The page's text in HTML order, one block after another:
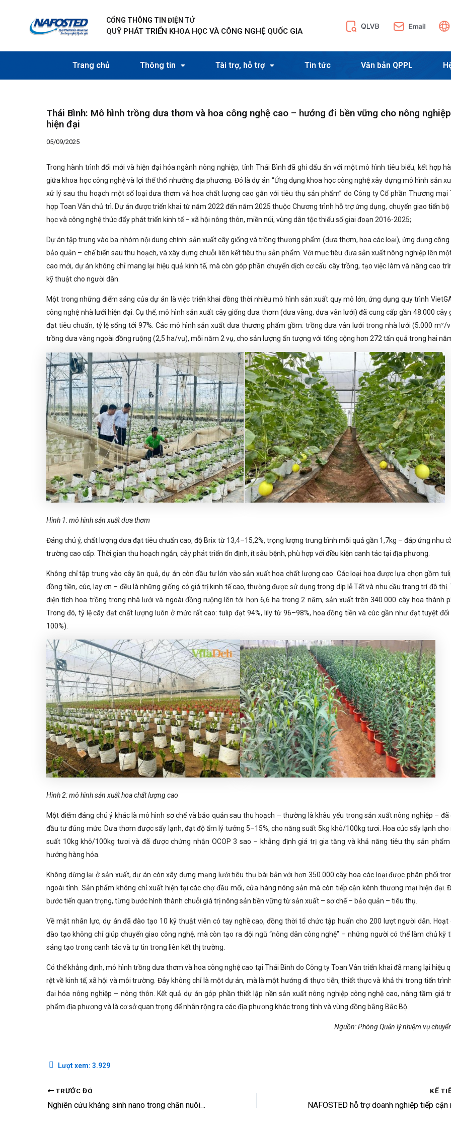
CỔNG THÔNG TIN ĐIỆN TỬ
QUỸ PHÁT TRIỂN KHOA HỌC VÀ CÔNG NGHỆ QUỐC GIA
Trang chủ Thông tin Tài trợ, hỗ trợ Tin tức Văn bản QPPL
Thái Bình: Mô hình trồng dưa thơm và hoa công nghệ cao – hướng đi bền vững cho nông nghiệp
hiện đại
05/09/2025
Trong hành trình đổi mới và hiện đại hóa ngành nông nghiệp, tỉnh Thái Bình đã ghi dấu ấn với một mô hình tiêu biểu, kết hợp
giữa khoa học công nghệ và lợi thế thổ nhưỡng địa phương. Đó là dự án “Ứng dụng khoa học công nghệ xây dựng mô hình sản
xử lý sau thu hoạch một số loại dưa thơm và hoa chất lượng cao gắn với tiêu thụ sản phẩm” do Công ty Cổ phần Thương mại
hợp Toan Vân chủ trì. Dự án được triển khai từ năm 2022 đến năm 2025 thuộc Chương trình hỗ trợ ứng dụng, chuyển giao tiến bộ
học và công nghệ thúc đẩy phát triển kinh tế – xã hội nông thôn, miền núi, vùng dân tộc thiểu số giai đoạn 2016-2025;
Dự án tập trung vào ba nhóm nội dung chính: sản xuất cây giống và trồng thương phẩm (dưa thơm, hoa các loại), ứng dụng công
bảo quản – chế biến sau thu hoạch, và xây dựng chuỗi liên kết tiêu thụ sản phẩm. Với mục tiêu đưa sản xuất nông nghiệp lên
cao mới, dự án không chỉ mang lại hiệu quả kinh tế, mà còn góp phần chuyển dịch cơ cấu cây trồng, tạo việc làm và nâng cao
kỹ thuật cho người dân.
Một trong những điểm sáng của dự án là việc triển khai đồng thời nhiều mô hình sản xuất quy mô lớn, ứng dụng quy trình
công nghệ nhà lưới hiện đại. Cụ thể, mô hình sản xuất cây giống dưa thơm (dưa vàng, dưa vân lưới) đã cung cấp gần 48.000 cây
đạt tiêu chuẩn, tỷ lệ sống tới 97%. Các mô hình sản xuất dưa thương phẩm gồm: trồng dưa vân lưới trong nhà lưới (5.000 m²/
trồng dưa vàng ngoài đồng ruộng (2,5 ha/vụ), mỗi năm 2 vụ, cho sản lượng ấn tượng với tổng cộng hơn 272 tấn quả trong hai
Hình 1: mô hình sản xuất dưa thơm
Đáng chú ý, chất lượng dưa đạt tiêu chuẩn cao, độ Brix từ 13,4–15,2%, trọng lượng trung bình mỗi quả gần 1,7kg – đáp ứng nhu
trường cao cấp. Thời gian thu hoạch ngắn, cây phát triển ổn định, ít sâu bệnh, phù hợp với điều kiện canh tác tại địa phương.
Không chỉ tập trung vào cây ăn quả, dự án còn đầu tư lớn vào sản xuất hoa chất lượng cao. Các loại hoa được lựa chọn gồm
đồng tiền, cúc, lay ơn – đều là những giống có giá trị kinh tế cao, thường được sử dụng trong dịp lễ Tết và nhu cầu trang trí đô thị.
diện tích hoa trồng trong nhà lưới và ngoài đồng ruộng lên tới hơn 6,6 ha trong 2 năm, sản xuất trên 340.000 cây hoa thành
Trong đó, tỷ lệ cây đạt chất lượng luôn ở mức rất cao: tulip đạt 94%, lily từ 96–98%, hoa đồng tiền và cúc gần như đạt tuyệt
100%).
Hình 2: mô hình sản xuất hoa chất lượng cao
Một điểm đáng chú ý khác là mô hình sơ chế và bảo quản sau thu hoạch – thường là khâu yếu trong sản xuất nông nghiệp – đã
đầu tư đúng mức. Dưa thơm được sấy lạnh, đạt độ ẩm lý tưởng 5–15%, cho năng suất 5kg khô/100kg tươi. Hoa cúc sấy lạnh cho
suất 10kg khô/100kg tươi và đã được chứng nhận OCOP 3 sao – khẳng định giá trị gia tăng và khả năng tiêu thụ sản
hướng hàng hóa.
Không dừng lại ở sản xuất, dự án còn xây dựng mạng lưới tiêu thụ bài bản với hơn 350.000 cây hoa các loại được phân phối
ngoài tỉnh. Sản phẩm không chỉ xuất hiện tại các chợ đầu mối, cửa hàng nông sản mà còn tiếp cận kênh thương mại hiện đại.
bước tiến quan trọng, từng bước hình thành chuỗi giá trị nông sản bền vững từ sản xuất – sơ chế – bảo quản – tiêu thụ.
Về mặt nhân lực, dự án đã đào tạo 10 kỹ thuật viên có tay nghề cao, đồng thời tổ chức tập huấn cho 200 lượt người dân. Hoạt
đào tạo không chỉ giúp chuyển giao công nghệ, mà còn tạo ra đội ngũ “nông dân công nghệ” – những người có thể làm chủ kỹ
sáng tạo trong canh tác và tự tin trong liên kết thị trường.
Có thể khẳng định, mô hình trồng dưa thơm và hoa công nghệ cao tại Thái Bình do Công ty Toan Vân triển khai đã mang lại hiệu
rệt về kinh tế, xã hội và môi trường. Đây không chỉ là một dự án, mà là một hướng đi thực tiễn, thiết thực và khả thi trong tiến
đại hóa nông nghiệp – nông thôn. Kết quả dự án góp phần thiết lập nền sản xuất nông nghiệp công nghệ cao, nâng tầm giá
phẩm địa phương và là cơ sở quan trọng để nhân rộng ra các địa phương khác trong tỉnh và vùng đồng bằng Bắc Bộ.
Nguồn: Phòng Quản lý nhiệm vụ
Lượt xem: 3.929
hướng
bài
TRƯỚC ĐÓ
Nghiên cứu kháng sinh nano trong chăn nuôi gia cầm: Giải pháp mới hướng tới nông nghiệp an toàn, bền vững
KẾ